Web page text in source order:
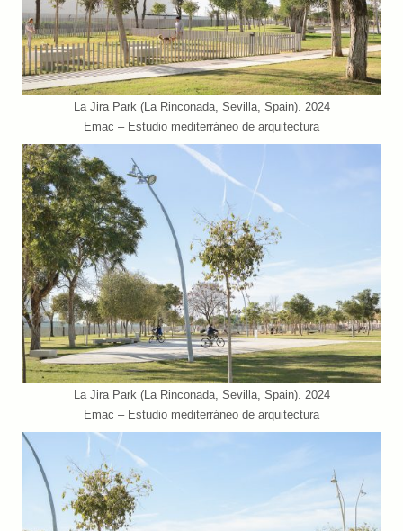
La Jira Park (La Rinconada, Sevilla, Spain). 2024
Emac – Estudio mediterráneo de arquitectura
La Jira Park (La Rinconada, Sevilla, Spain). 2024
Emac – Estudio mediterráneo de arquitectura